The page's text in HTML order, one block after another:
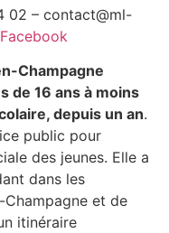
02 – contact@ml-
Champagne
de 16 ans à moins
depuis un an.
public pour
des jeunes. Elle a
dans les
et de
itinéraire